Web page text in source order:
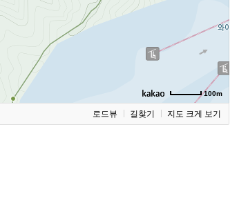
100m
로드뷰 길찾기 지도 크게 보기